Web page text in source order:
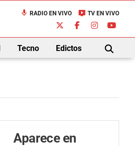
mic RADIO EN VIVO live_tv TV EN VIVO
Tecno Edictos
BUSCAR
Aparece en